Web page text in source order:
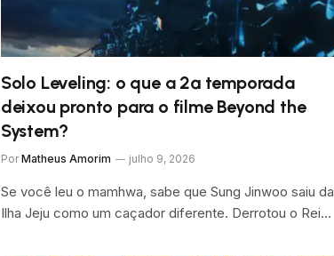
Solo Leveling: o que a 2ª temporada
deixou pronto para o filme Beyond the
System?
Por Matheus Amorim julho 9, 2026
Se você leu o mamhwa, sabe que Sung Jinwoo saiu da
Ilha Jeju como um caçador diferente. Derrotou o Rei…